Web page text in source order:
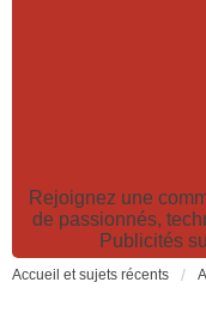
Rejoignez une
de passionnés,
Publicités
Accueil et sujets récents